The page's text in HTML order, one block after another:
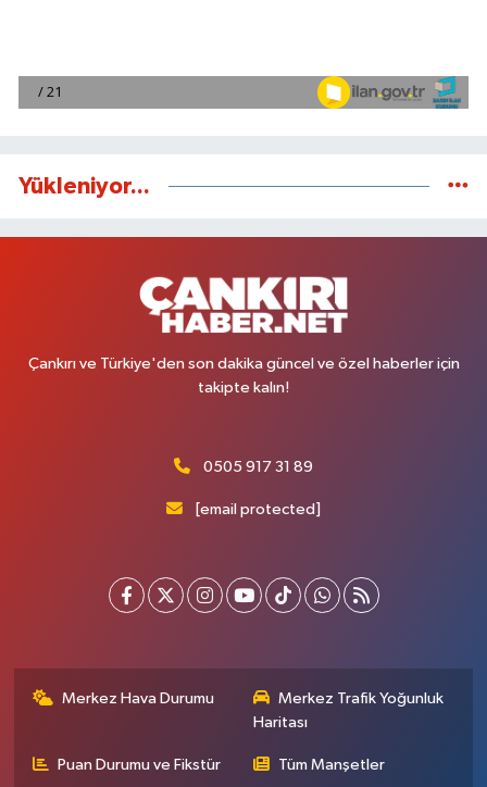
Yükleniyor...
Çankırı ve Türkiye'den son dakika güncel ve özel haberler için
takipte kalın!
0505 917 31 89
[email protected]
Merkez Hava Durumu
Merkez Trafik Yoğunluk
Haritası
Puan Durumu ve Fikstür Tüm Manşetler